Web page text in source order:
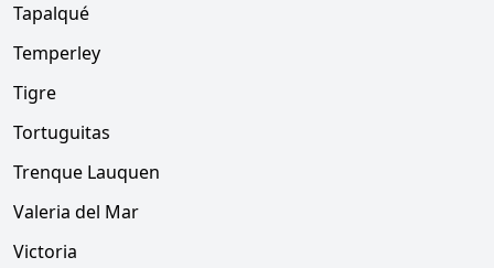
Tapalqué
Temperley
Tigre
Tortuguitas
Trenque Lauquen
Valeria del Mar
Victoria